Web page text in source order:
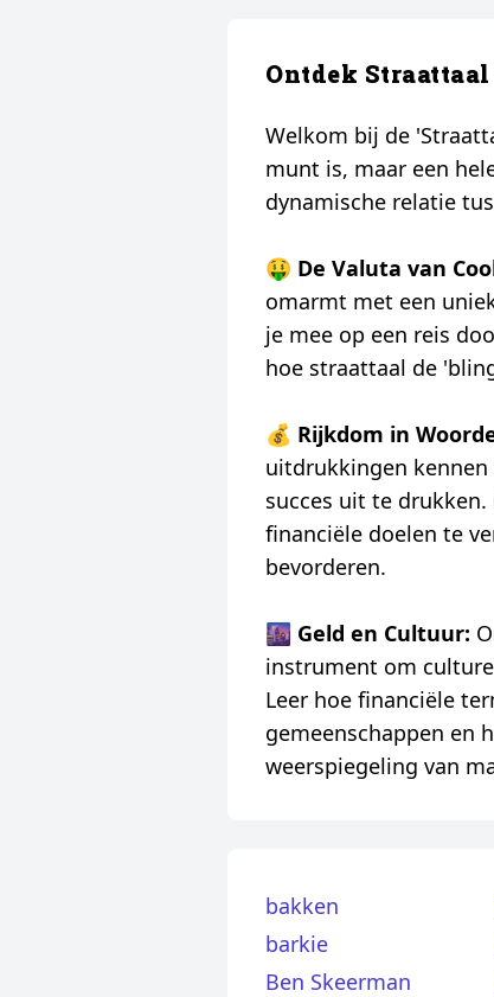
Ontdek Straattaal
Welkom bij de
munt is, maar een
dynamische relatie
🤑 De Valuta van
omarmt met een
je mee op een reis
hoe straattaal de
💰 Rijkdom in
uitdrukkingen
succes uit te
financiële doelen te
bevorderen.
🌆 Geld en Cultuur:
instrument om
Leer hoe financiële
gemeenschappen en
weerspiegeling van
bakken
barkie
Ben Skeerman